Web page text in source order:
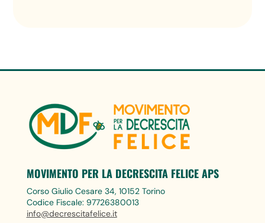
MOVIMENTO PER LA DECRESCITA FELICE APS
Corso Giulio Cesare 34, 10152 Torino
Codice Fiscale: 97726380013
info@decrescitafelice.it